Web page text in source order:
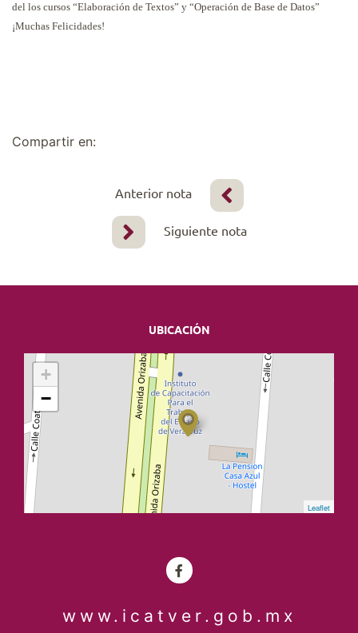
del los cursos “Elaboración de Textos” y “Operación de Base de Datos”
¡Muchas Felicidades!
Compartir en:
Anterior nota
Siguiente nota
UBICACIÓN
+
−
Leaflet
www.icatver.gob.mx